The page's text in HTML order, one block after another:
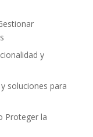
y
soluciones para
Proteger la